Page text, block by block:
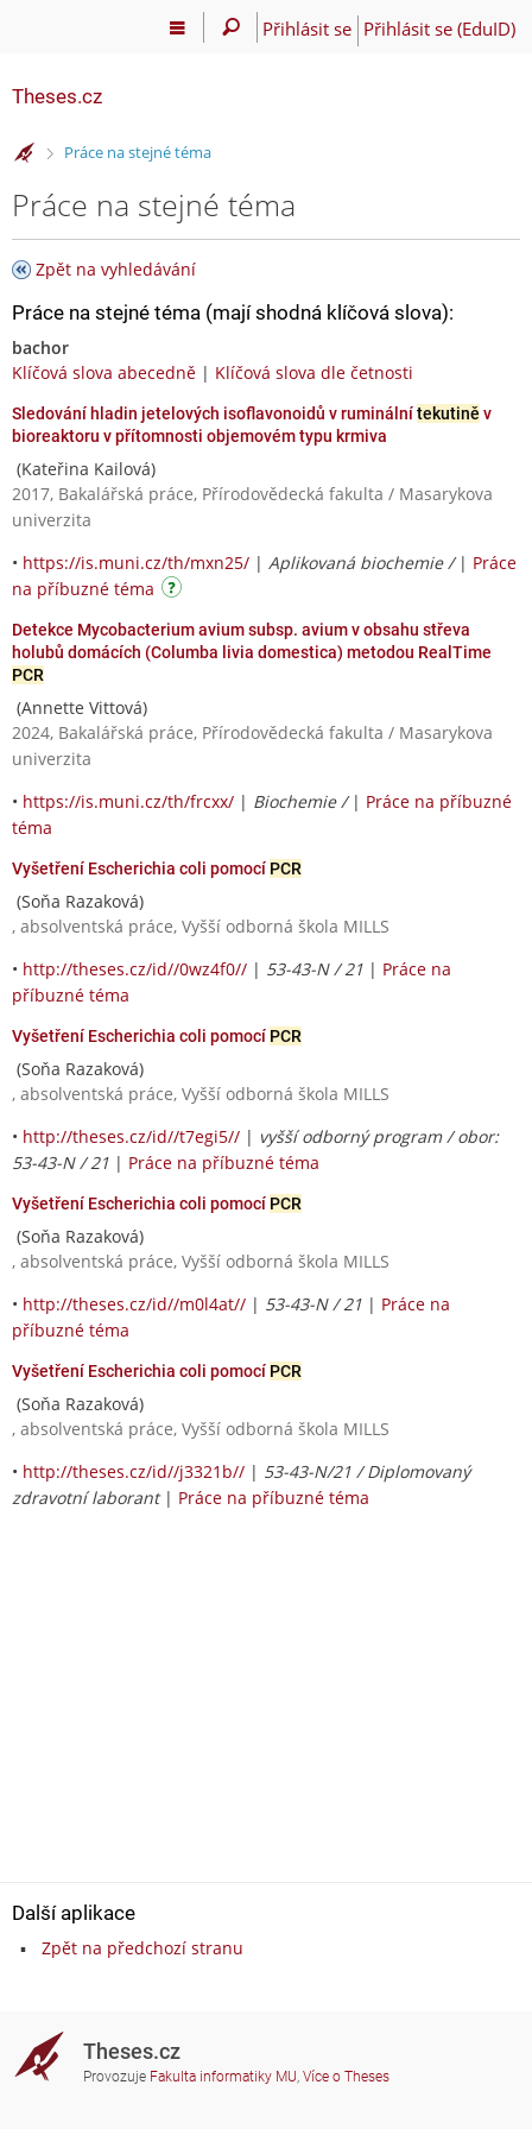
Přihlásit se Přihlásit se (EduID)
Theses.cz
>Práce na stejné téma
Práce na stejné téma
Zpět na vyhledávání
Práce na stejné téma (mají shodná klíčová slova):
bachor
Klíčová slova abecedně | Klíčová slova dle četnosti
Sledování hladin jetelových isoflavonoidů v ruminálnítekutině v
bioreaktoru v přítomnosti objemovém typu krmiva
(Kateřina Kailová)
2017, Bakalářská práce, Přírodovědecká fakulta / Masarykova
univerzita
• https://is.muni.cz/th/mxn25/ | Aplikovaná biochemie / | Práce
na příbuzné téma
Detekce Mycobacterium avium subsp. avium v obsahu střeva
holubů domácích (Columba livia domestica) metodou RealTime
PCR
(Annette Vittová)
2024, Bakalářská práce, Přírodovědecká fakulta / Masarykova
univerzita
• https://is.muni.cz/th/frcxx/ | Biochemie / | Práce na příbuzné
téma
Vyšetření Escherichia coli pomocí PCR
(Soňa Razaková)
, absolventská práce, Vyšší odborná škola MILLS
• http://theses.cz/id//0wz4f0// | 53-43-N / 21 | Práce na
příbuzné téma
Vyšetření Escherichia coli pomocí PCR
(Soňa Razaková)
, absolventská práce, Vyšší odborná škola MILLS
• http://theses.cz/id//t7egi5// | vyšší odborný program / obor:
53-43-N / 21 | Práce na příbuzné téma
Vyšetření Escherichia coli pomocí PCR
(Soňa Razaková)
, absolventská práce, Vyšší odborná škola MILLS
• http://theses.cz/id//m0l4at// | 53-43-N / 21 | Práce na
příbuzné téma
Vyšetření Escherichia coli pomocí PCR
(Soňa Razaková)
, absolventská práce, Vyšší odborná škola MILLS
• http://theses.cz/id//j3321b// | 53-43-N/21 / Diplomovaný
zdravotní laborant| Práce na příbuzné téma
Další aplikace
Zpět na předchozí stranu
Theses.cz
Provozuje Fakulta informatiky MU, Více o Theses